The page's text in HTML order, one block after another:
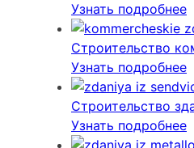
Узнать подробнее
Строительство
Узнать подробнее
Строительство
Узнать подробнее